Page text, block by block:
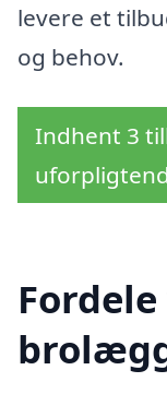
levere et
og behov.
Indhent 3